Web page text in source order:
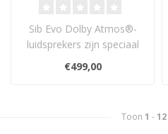
Sib Evo Dolby Atmos®-
luidsprekers zijn speciaal
thuisbioscopen en ..
€499,00
Toon 1 - 12